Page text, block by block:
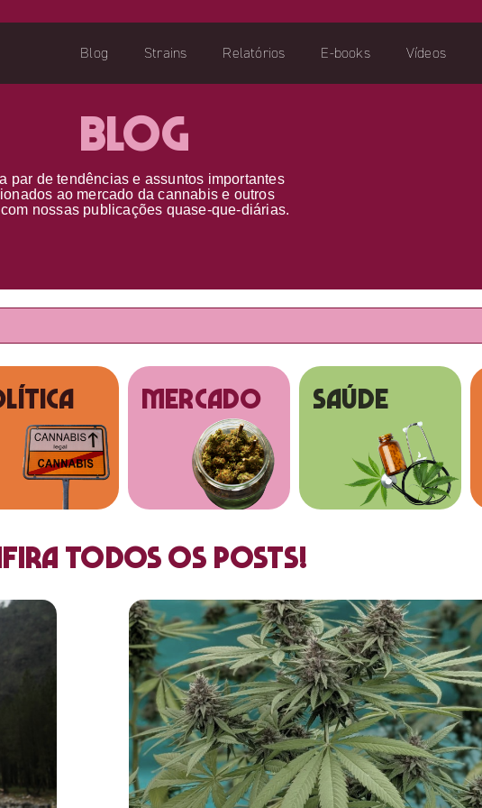
Blog Strains Relatórios E-books Vídeos
Blog
par detendências e assuntos importantes
ao mercado da cannabis e outros
com nossas publicações quase-que-diárias.
MERCADO SAÚDE
todos os posts!